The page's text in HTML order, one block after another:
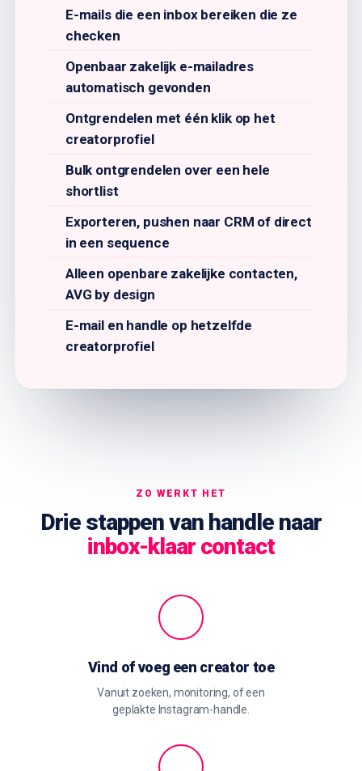
E-mails die een inbox bereiken die ze
checken
Openbaar zakelijk e-mailadres
automatisch gevonden
Ontgrendelen met één klik op het
creatorprofiel
Bulk ontgrendelen over een hele
shortlist
Exporteren, pushen naar CRM of direct
in een sequence
Alleen openbare zakelijke contacten,
AVG by design
E-mail en handle op hetzelfde
creatorprofiel
ZO WERKT HET
Drie stappen van handle naar
inbox-klaar contact
Vind of voeg een creator toe
Vanuit zoeken, monitoring, of een
geplakte Instagram-handle.